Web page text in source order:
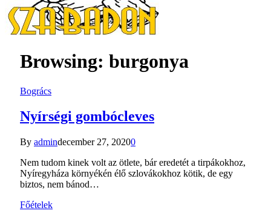
Browsing: burgonya
Bogrács
Nyírségi gombócleves
By admindecember 27, 20200
Nem tudom kinek volt az ötlete, bár eredetét a tirpákokhoz,
Nyíregyháza környékén élő szlovákokhoz kötik, de egy
biztos, nem bánod…
Főételek